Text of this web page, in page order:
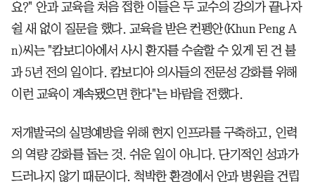
요?" 안과 교육을 처음 접한 이들은 두 교수의 강의가 끝나자
쉴 새 없이 질문을 했다. 교육을 받은 컨펭안(Khun Peng A
n)씨는 "캄보디아에서 사시 환자를 수술할 수 있게 된 건 불
과 5년 전의 일이다. 캄보디아 의사들의 전문성 강화를 위해
이런 교육이 계속됐으면 한다"는 바람을 전했다.
저개발국의 실명예방을 위해 현지 인프라를 구축하고, 인력
의 역량 강화를 돕는 것. 쉬운 일이 아니다. 단기적인 성과가
드러나지 않기 때문이다. 척박한 환경에서 안과 병원을 건립